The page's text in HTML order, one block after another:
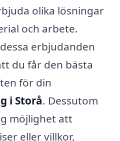
olika lösningar
och arbete.
erbjudanden
du får den bästa
för din
i Storå. Dessutom
möjlighet att
eller villkor,